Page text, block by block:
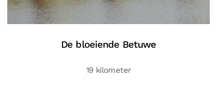
De bloeiende Betuwe
19 kilometer